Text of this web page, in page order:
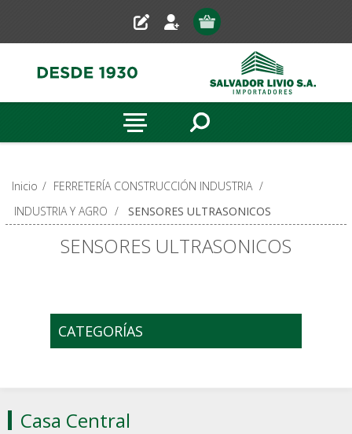
Inicio / FERRETERÍA CONSTRUCCIÓN INDUSTRIA /
INDUSTRIA Y AGRO / SENSORES ULTRASONICOS
SENSORES ULTRASONICOS
CATEGORÍAS
Casa Central